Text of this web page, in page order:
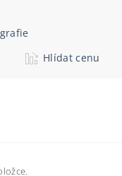
Hlídat cenu